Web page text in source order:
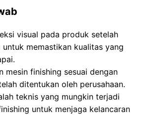
visual pada produk setelah
memastikan kualitas yang
mesin finishing sesuai dengan
ditentukan oleh perusahaan.
teknis yang mungkin terjadi
untuk menjaga kelancaran